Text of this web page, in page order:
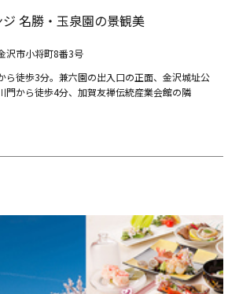
名勝・玉泉園の景観美
沢市小将町8番3号
ら徒歩3分。兼六園の出入口の正面、金沢城址公
門から徒歩4分、加賀友禅伝統産業会館の隣